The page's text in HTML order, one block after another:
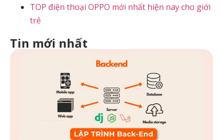
TOP điện thoại OPPO mới nhất hiện nay cho giới
trẻ
Tin mới nhất